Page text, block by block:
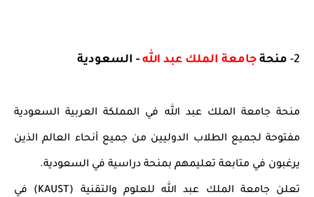
2- منحة جامعة الملك عبد الله- السعودية
منحة جامعة الملك عبد الله في المملكة العربية السعودية
مفتوحة لجميع الطلاب الدوليين من جميع أنحاء العالم الذين
يرغبون في متابعة تعليمهم بمنحة دراسية في السعودية.
تعلن جامعة الملك عبد الله للعلوم والتقنية (KAUST) في